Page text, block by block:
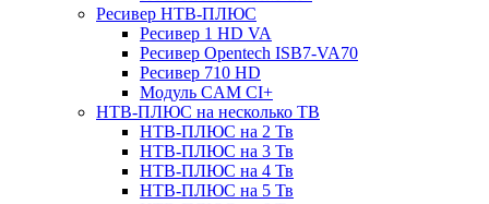
Ресивер НТВ-ПЛЮС
Ресивер 1 HD VA
Ресивер Opentech ISB7-VA70
Ресивер 710 HD
Модуль CAM CI+
НТВ-ПЛЮС на несколько ТВ
НТВ-ПЛЮС на 2 Тв
НТВ-ПЛЮС на 3 Тв
НТВ-ПЛЮС на 4 Тв
НТВ-ПЛЮС на 5 Тв